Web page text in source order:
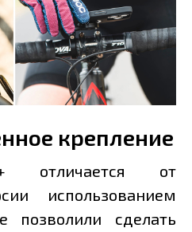
крепление
отличается от
использованием
позволили сделать